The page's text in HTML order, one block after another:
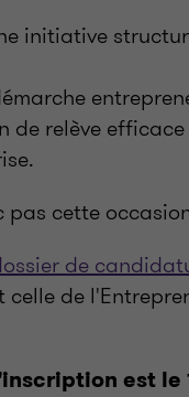
initiative
de relève
pas cette
de
celle de
est le